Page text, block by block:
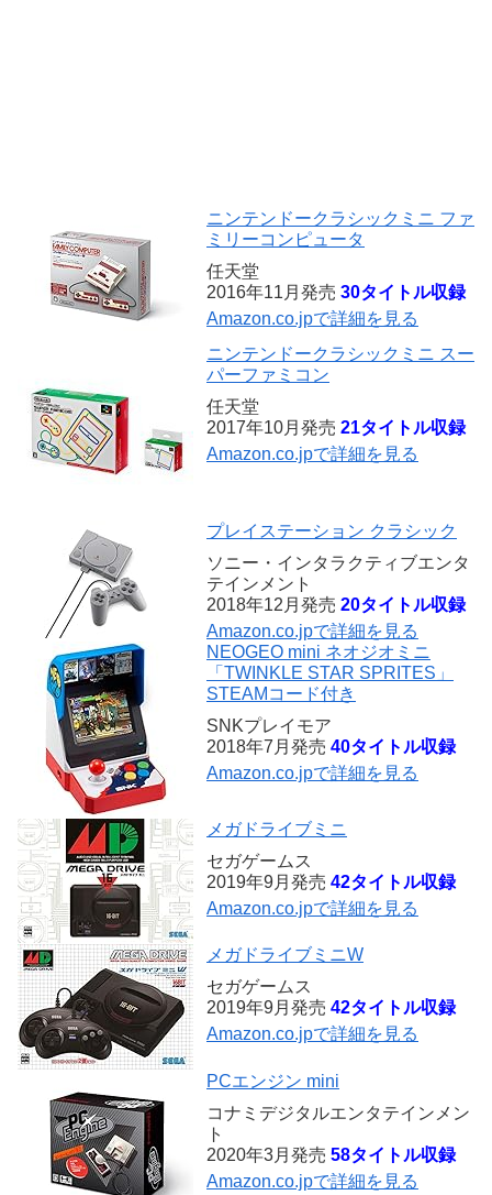
ニンテンドークラシックミニ ファ
ミリーコンピュータ
任天堂
2016年11月発売 30タイトル収録
Amazon.co.jpで詳細を見る
ニンテンドークラシックミニ スー
パーファミコン
任天堂
2017年10月発売 21タイトル収録
Amazon.co.jpで詳細を見る
プレイステーション クラシック
ソニー・インタラクティブエンタ
テインメント
2018年12月発売 20タイトル収録
Amazon.co.jpで詳細を見る
NEOGEO mini ネオジオミニ
「TWINKLE STAR SPRITES」
STEAMコード付き
SNKプレイモア
2018年7月発売 40タイトル収録
Amazon.co.jpで詳細を見る
メガドライブミニ
セガゲームス
2019年9月発売 42タイトル収録
Amazon.co.jpで詳細を見る
メガドライブミニW
セガゲームス
2019年9月発売 42タイトル収録
Amazon.co.jpで詳細を見る
PCエンジン mini
コナミデジタルエンタテインメン
ト
2020年3月発売 58タイトル収録
Amazon.co.jpで詳細を見る